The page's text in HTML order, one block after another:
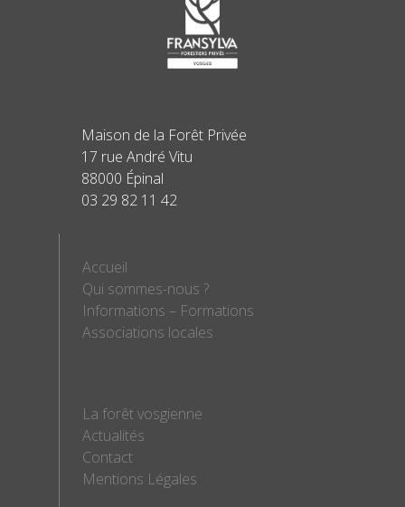
Maison de la Forêt Privée
17 rue André Vitu
88000 Épinal
03 29 82 11 42
Accueil
Qui sommes-nous ?
Informations – Formations
Associations locales
La forêt vosgienne
Actualités
Contact
Mentions Légales